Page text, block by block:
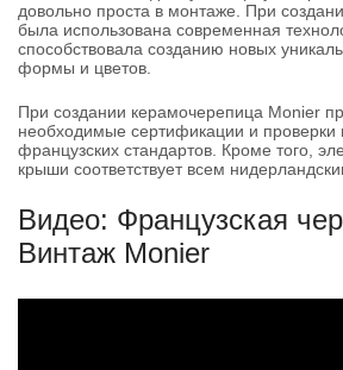
довольно проста в монтаже. При
была использована современная
способствовала созданию новых
формы и цветов.
При создании керамочерепица Monier
необходимые сертификации и проверки
французских стандартов. Кроме того,
крыши соответствует всем
Видео: Французская
Винтаж Monier